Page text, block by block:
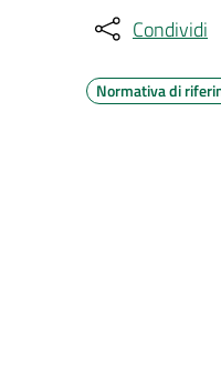
Condividi
Normativa di